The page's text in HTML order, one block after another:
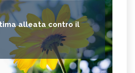
alleata contro il